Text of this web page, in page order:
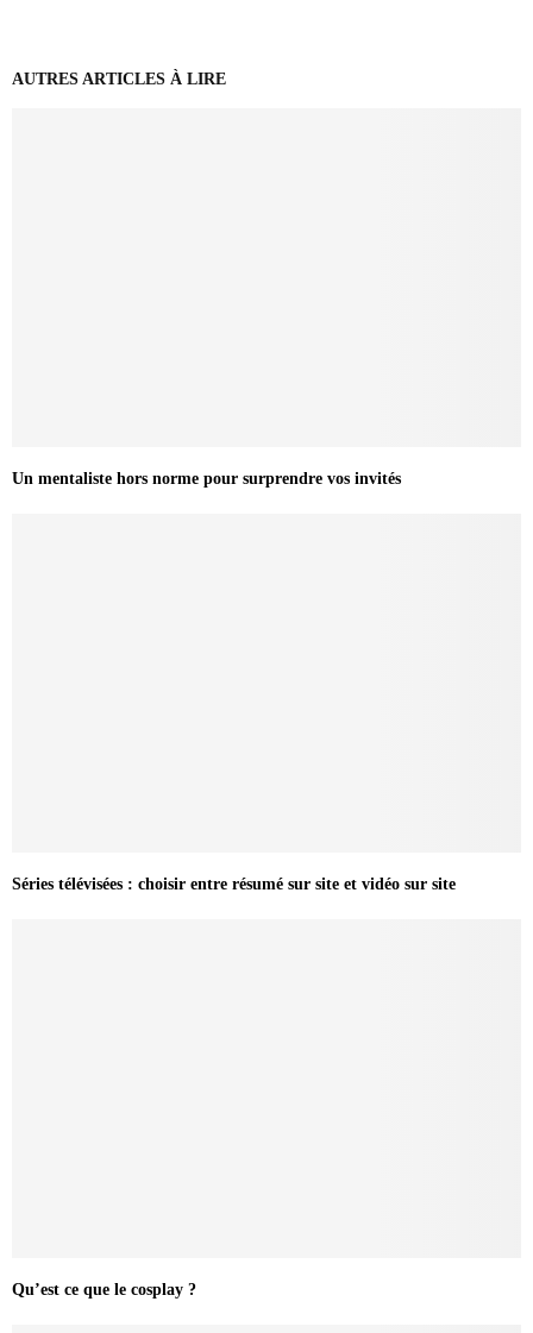
AUTRES ARTICLES À LIRE
Un mentaliste hors norme pour surprendre vos invités
Séries télévisées : choisir entre résumé sur site et vidéo sur site
Qu’est ce que le cosplay ?